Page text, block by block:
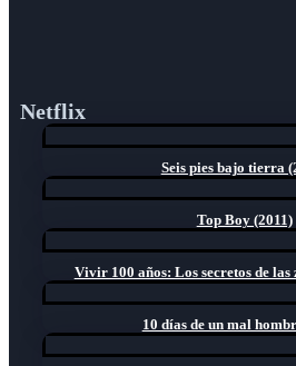
Netflix
Seis pies bajo tierra
Top Boy (2011)
Vivir 100 años: Los secretos de las
10 días de un mal